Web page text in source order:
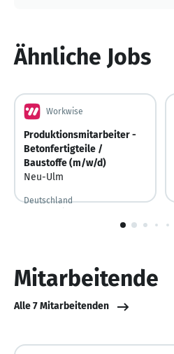
Ähnliche Jobs
Workwise
Produktionsmitarbeiter -
Betonfertigteile /
Baustoffe (m/w/d)
Neu-Ulm
Deutschland
1
Mitarbeitende
Alle 7 Mitarbeitenden